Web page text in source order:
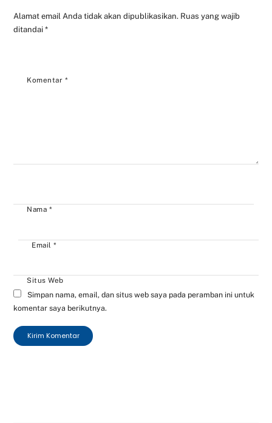
Alamat email Anda tidak akan dipublikasikan. Ruas yang wajib
ditandai*
Komentar *
Nama *
Email*
Situs Web
Simpan nama, email, dan situs web saya pada peramban ini untuk
komentar saya berikutnya.